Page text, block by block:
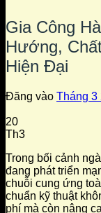
Gia Công
Hướng,
Hiện Đại
Đăng vào Tháng 3
20
Th3
Trong bối cảnh
đang phát triển
chuỗi cung ứng
chuẩn kỹ thuật
phí mà còn nâng